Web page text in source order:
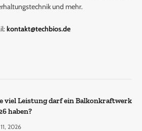
und mehr.
kontakt@techbios.de
viel Leistung darf ein Balkonkraftwerk
haben?
2026